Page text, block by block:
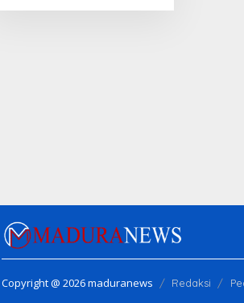
Copyright @ 2026 maduranews Redaksi